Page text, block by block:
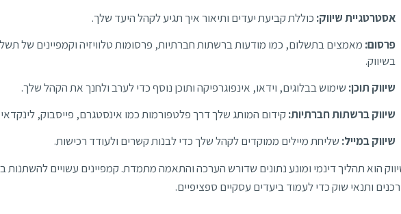
אסטרטגיית שיווק: כוללת קביעת יעדים ותיאור איך תגיע לקהל היעד שלך.
פרסום:
בשיווק.
שיווק תוכן: שימוש בבלוגים, וידאו, אינפוגרפיקה ותוכן נוסף כדי לערב ולחנך את הקהל שלך.
שיווק ברשתות חברתיות:קידום המותג שלך דרך פלטפורמות כמו אינסטגרם, פייסבוק, לינקדאין
שיווק במייל: שליחת מיילים ממוקדים לקהל שלך כדי לבנות קשרים ולעודד רכישות.
הוא תהליך דינמי ומונע נתונים שדורש הערכה והתאמה מתמדת. קמפיינים עשויים
ותנאי שוק כדי לעמוד ביעדים עסקיים ספציפיים.